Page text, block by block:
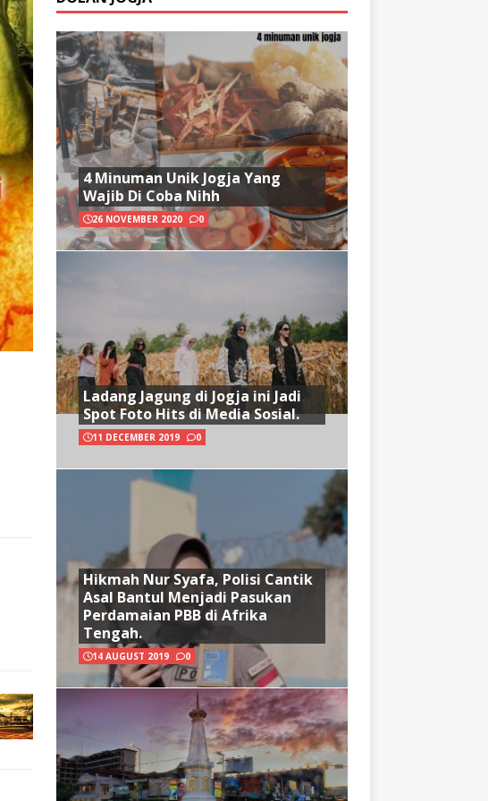
4 Minuman Unik Jogja Yang
Wajib Di Coba Nihh
26 NOVEMBER 2020 0
Ladang Jagung di Jogja ini Jadi
Spot Foto Hits di Media Sosial.
11 DECEMBER 2019 0
Hikmah Nur Syafa, Polisi Cantik
Asal Bantul Menjadi Pasukan
Perdamaian PBB di Afrika
Tengah.
14 AUGUST 2019 0